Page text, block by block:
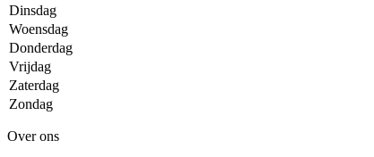
Dinsdag
Woensdag
Donderdag
Vrijdag
Zaterdag
Zondag
Over ons